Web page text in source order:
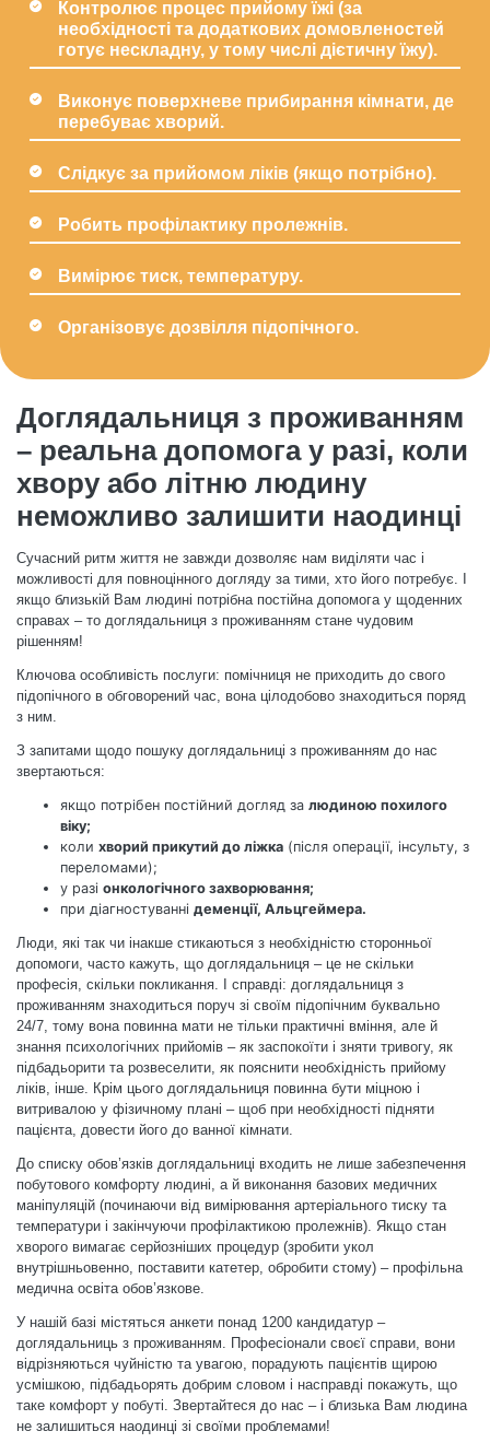
Контролює процес прийому їжі (за
необхідності та додаткових домовленостей
готує нескладну, у тому числі дієтичну їжу).
Виконує поверхневе прибирання кімнати, де
перебуває хворий.
Слідкує за прийомом ліків (якщо потрібно).
Робить профілактику пролежнів.
Вимірює тиск, температуру.
Організовує дозвілля підопічного.
Доглядальниця з проживанням
– реальна допомога у разі, коли
хвору або літню людину
неможливо залишити наодинці
Сучасний ритм життя не завжди дозволяє нам виділяти час і
можливості для повноцінного догляду за тими, хто його потребує. І
якщо близькій Вам людині потрібна постійна допомога у щоденних
справах – то доглядальниця з проживанням стане чудовим
рішенням!
Ключова особливість послуги: помічниця не приходить до свого
підопічного в обговорений час, вона цілодобово знаходиться поряд
з ним.
З запитами щодо пошуку доглядальниці з проживанням до нас
звертаються:
якщо потрібен постійний догляд за людиною похилого
віку;
коли хворий прикутий до ліжка (після операції, інсульту, з
переломами);
у разі онкологічного захворювання;
при діагностуванні деменції, Альцгеймера.
Люди, які так чи інакше стикаються з необхідністю сторонньої
допомоги, часто кажуть, що доглядальниця – це не скільки
професія, скільки покликання. І справді: доглядальниця з
проживанням знаходиться поруч зі своїм підопічним буквально
24/7, тому вона повинна мати не тільки практичні вміння, але й
знання психологічних прийомів – як заспокоїти і зняти тривогу, як
підбадьорити та розвеселити, як пояснити необхідність прийому
ліків, інше. Крім цього доглядальниця повинна бути міцною і
витривалою у фізичному плані – щоб при необхідності підняти
пацієнта, довести його до ванної кімнати.
До списку обов’язків доглядальниці входить не лише забезпечення
побутового комфорту людині, а й виконання базових медичних
маніпуляцій (починаючи від вимірювання артеріального тиску та
температури і закінчуючи профілактикою пролежнів). Якщо стан
хворого вимагає серйозніших процедур (зробити укол
внутрішньовенно, поставити катетер, обробити стому) – профільна
медична освіта обов’язкове.
У нашій базі містяться анкети понад 1200 кандидатур –
доглядальниць з проживанням. Професіонали своєї справи, вони
відрізняються чуйністю та увагою, порадують пацієнтів щирою
усмішкою, підбадьорять добрим словом і насправді покажуть, що
таке комфорт у побуті. Звертайтеся до нас – і близька Вам людина
не залишиться наодинці зі своїми проблемами!